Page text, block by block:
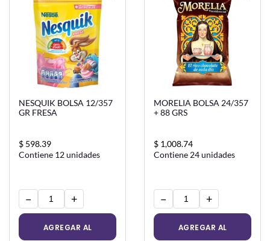
NESQUIK BOLSA 12/357
GR FRESA
$ 598.39
Contiene 12 unidades
− +
AGREGAR AL
MORELIA BOLSA 24/357
+ 88 GRS
$ 1,008.74
Contiene 24 unidades
− +
AGREGAR AL